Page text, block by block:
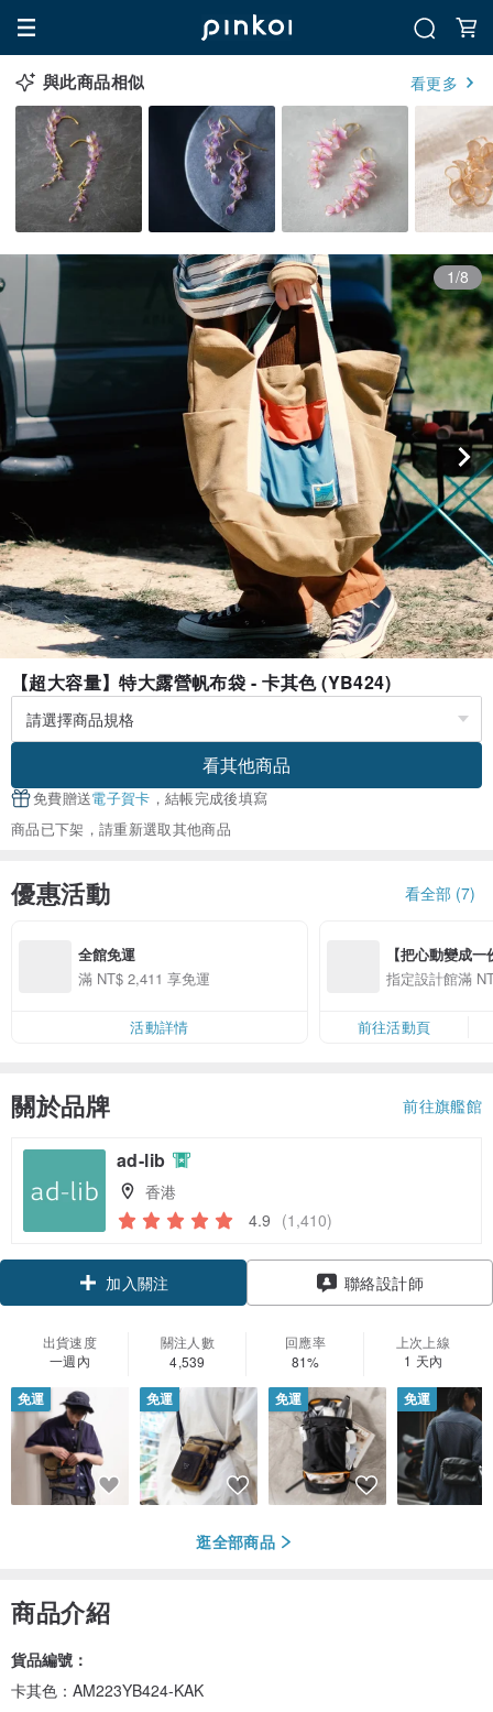
與此商品相似 看更多
1/8
【超大容量】特大露營帆布袋 - 卡其色 (YB424)
看其他商品
免費贈送電子賀卡 ，結帳完成後填寫
商品已下架，請重新選取其他商品
優惠活動 看全部 (7)
全館免運
滿 NT$ 2,411 享免運
活動詳情
【把心動變成
精選品牌全館滿
指定設計館滿
前往活動頁
關於品牌 前往旗艦館
ad-lib
香港
4.9 (1,410)
加入關注
聯絡設計師
出貨速度
一週內
關注人數
4,539
回應率
81%
上次上線
1 天內
免運 免運 免運 免運
逛全部商品
商品介紹
貨品編號：
卡其色：AM223YB424-KAK